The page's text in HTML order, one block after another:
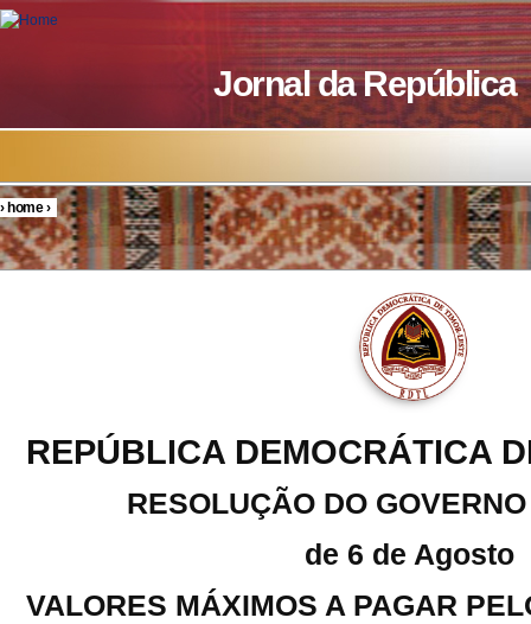
Skip to main content
Jornal da República
You are here
›home›
REPÚBLICA DEMOCRÁTICA
RESOLUÇÃO DO
de 6 de Agosto
VALORES MÁXIMOS A PAGAR